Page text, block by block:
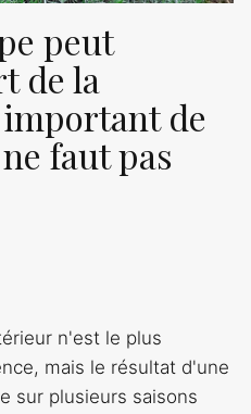
peut
de la
de
faut pas
n'est le plus
mais le résultat d'une
sur plusieurs saisons